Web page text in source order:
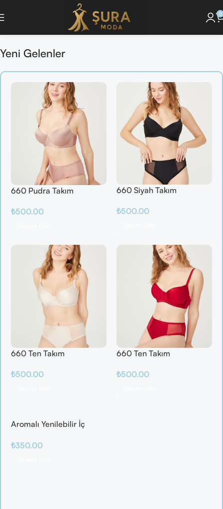
0
Keşfet ] 🔘 [Pijama Takımlarını İncele ] 🔘 [ Saç Bakım Ürünlerini
Yeni Gelenler
660 Pudra Takım
₺500.00
660 Siyah Takım
₺500.00
660 Ten Takım
₺500.00
660 Ten Takım
₺500.00
Aromalı Yenilebilir İç
/ Elma / Portakal
₺350.00